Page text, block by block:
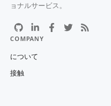
ョナルサービス。
COMPANY
について
接触